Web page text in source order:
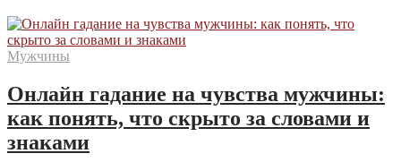
Мужчины
Онлайн гадание на чувства мужчины:
как понять, что скрыто за словами и
знаками